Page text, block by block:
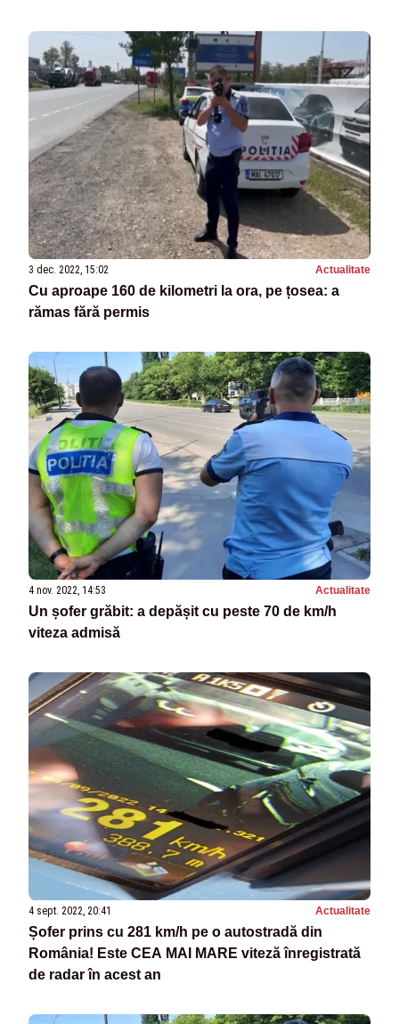
3 dec. 2022, 15:02 Actualitate
Cu aproape 160 de kilometri la ora, pe țosea: a
rămas fără permis
4 nov. 2022, 14:53 Actualitate
Un șofer grăbit: a depășit cu peste 70 de km/h
viteza admisă
4 sept. 2022, 20:41 Actualitate
Șofer prins cu 281 km/h pe o autostradă din
România! Este CEA MAI MARE viteză înregistrată
de radar în acest an